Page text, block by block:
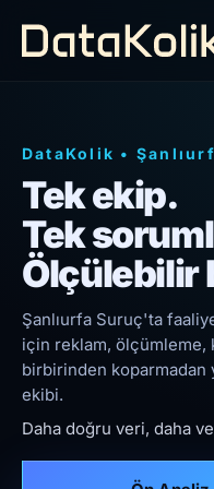
DataKolik •
Tek ekip.
Tek
Ölçülebilir
Şanlıurfa Suruç'ta
için reklam, ölçümleme,
birbirinden koparmadan
ekibi.
Daha doğru veri, daha